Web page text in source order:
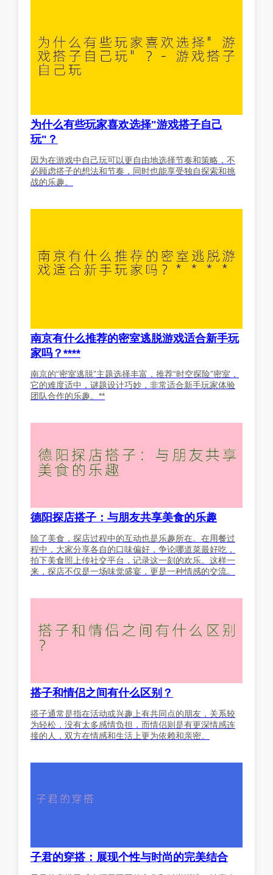
为什么有些玩家喜欢选择"游戏搭子自己
玩"？
因为在游戏中自己玩可以更自由地选择节奏和策略，不
必顾虑搭子的想法和节奏，同时也能享受独自探索和挑
战的乐趣。
南京有什么推荐的密室逃脱游戏适合新手玩
家吗？****
南京的“密室逃脱”主题选择丰富，推荐“时空探险”密室，
它的难度适中，谜题设计巧妙，非常适合新手玩家体验
团队合作的乐趣。**
德阳探店搭子：与朋友共享美食的乐趣
除了美食，探店过程中的互动也是乐趣所在。在用餐过
程中，大家分享各自的口味偏好，争论哪道菜最好吃，
拍下美食照上传社交平台，记录这一刻的欢乐。这样一
来，探店不仅是一场味觉盛宴，更是一种情感的交流。
搭子和情侣之间有什么区别？
搭子通常是指在活动或兴趣上有共同点的朋友，关系较
为轻松，没有太多感情负担，而情侣则是有更深情感连
接的人，双方在情感和生活上更为依赖和亲密。
子君的穿搭：展现个性与时尚的完美结合